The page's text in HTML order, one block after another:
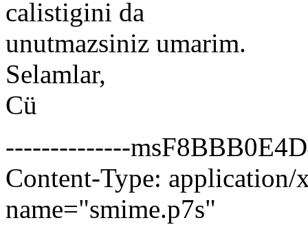
calistigini da
unutmazsiniz umarim.
Selamlar,
Cü
--------------
Content-Type: application/
name="smime.p7s"